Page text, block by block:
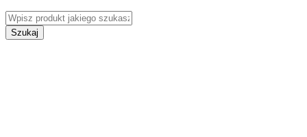
Szukaj